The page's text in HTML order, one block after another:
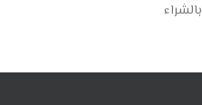
بالشراء